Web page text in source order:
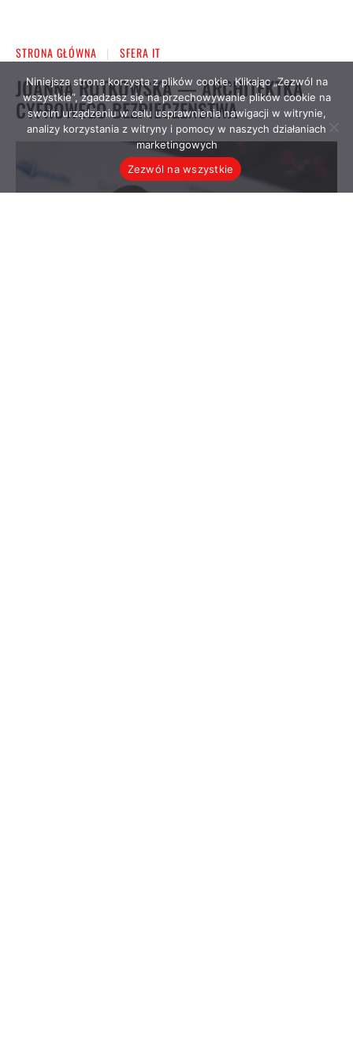
Niniejsza strona korzysta z plików cookie. Klikając „Zezwól na
wszystkie”, zgadzasz się na przechowywanie plików cookie na
swoim urządzeniu w celu usprawnienia nawigacji w witrynie,
analizy korzystania z witryny i pomocy w naszych działaniach
marketingowych
Zezwól na wszystkie